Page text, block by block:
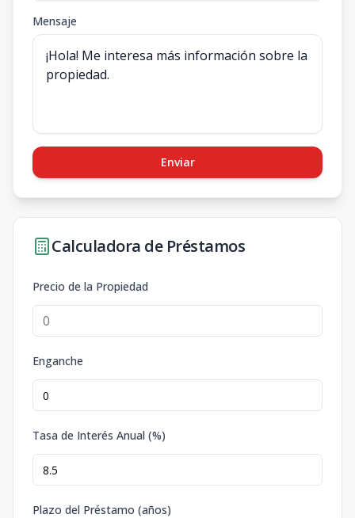
Mensaje
Enviar
Calculadora de Préstamos
Precio de la Propiedad
Enganche
Tasa de Interés Anual (%)
Plazo del Préstamo (años)